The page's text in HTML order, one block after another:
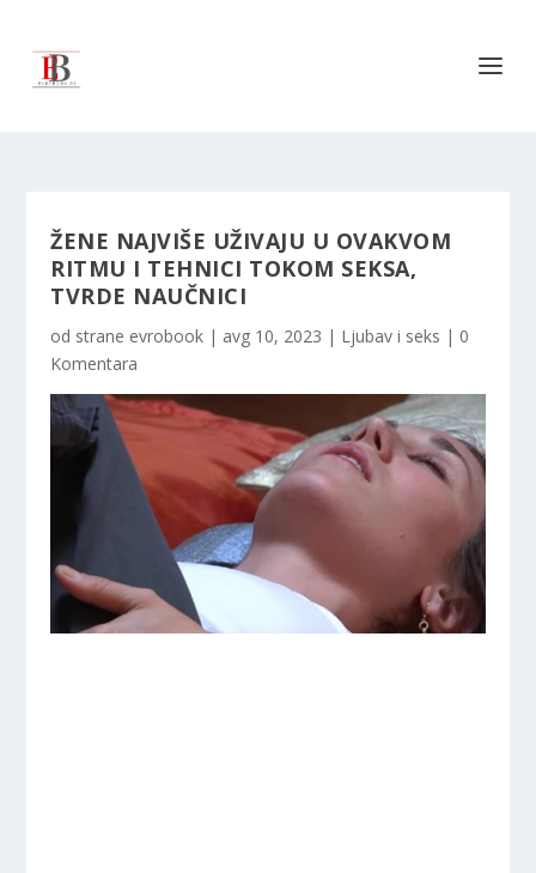
ŽENE NAJVIŠE UŽIVAJU U OVAKVOM
RITMU I TEHNICI TOKOM SEKSA,
TVRDE NAUČNICI
od strane evrobook | avg 10, 2023 | Ljubav i seks | 0
Komentara